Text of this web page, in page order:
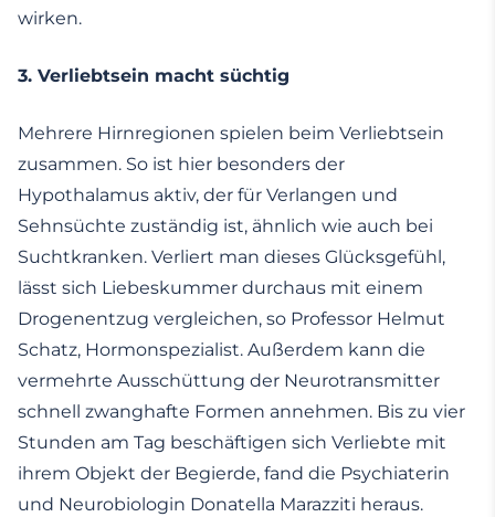
wirken.
3. Verliebtsein macht süchtig
Mehrere Hirnregionen spielen beim Verliebtsein
zusammen. So ist hier besonders der
Hypothalamus aktiv, der für Verlangen und
Sehnsüchte zuständig ist, ähnlich wie auch bei
Suchtkranken. Verliert man dieses Glücksgefühl,
lässt sich Liebeskummer durchaus mit einem
Drogenentzug vergleichen, so Professor Helmut
Schatz, Hormonspezialist. Außerdem kann die
vermehrte Ausschüttung der Neurotransmitter
schnell zwanghafte Formen annehmen. Bis zu vier
Stunden am Tag beschäftigen sich Verliebte mit
ihrem Objekt der Begierde, fand die Psychiaterin
und Neurobiologin Donatella Marazziti heraus.